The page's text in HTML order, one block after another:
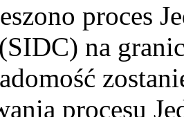
proces
na
procesu